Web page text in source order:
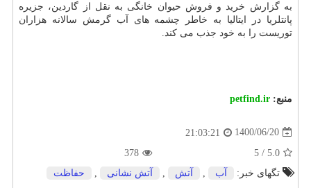
به گزارش خرید و فروش حیوان خانگی به نقل از گاردین، جزیره
پانتلریا در ایتالیا به خاطر چشمه های آب گرمش سالانه هزاران
توریست را به خود جذب می کند.
منبع: petfind.ir
1400/06/20
21:03:21
5.0
/
5
378
تگهای خبر:
آب آتش آتش نشانی حفاظت